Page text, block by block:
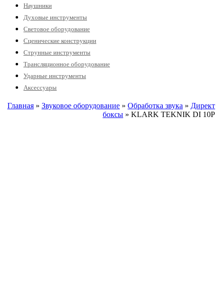
Наушники
Духовые инструменты
Световое оборудование
Сценические конструкции
Струнные инструменты
Трансляционное оборудование
Ударные инструменты
Аксессуары
Главная » Звуковое оборудование » Обработка звука » Директ
боксы » KLARK TEKNIK DI 10P